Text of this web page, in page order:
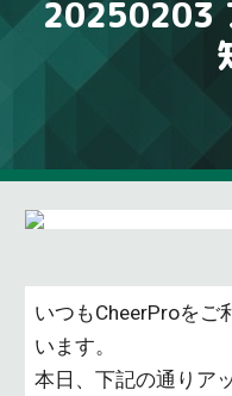
20250203
いつもCheerProをご
います。
本日、下記の通りア